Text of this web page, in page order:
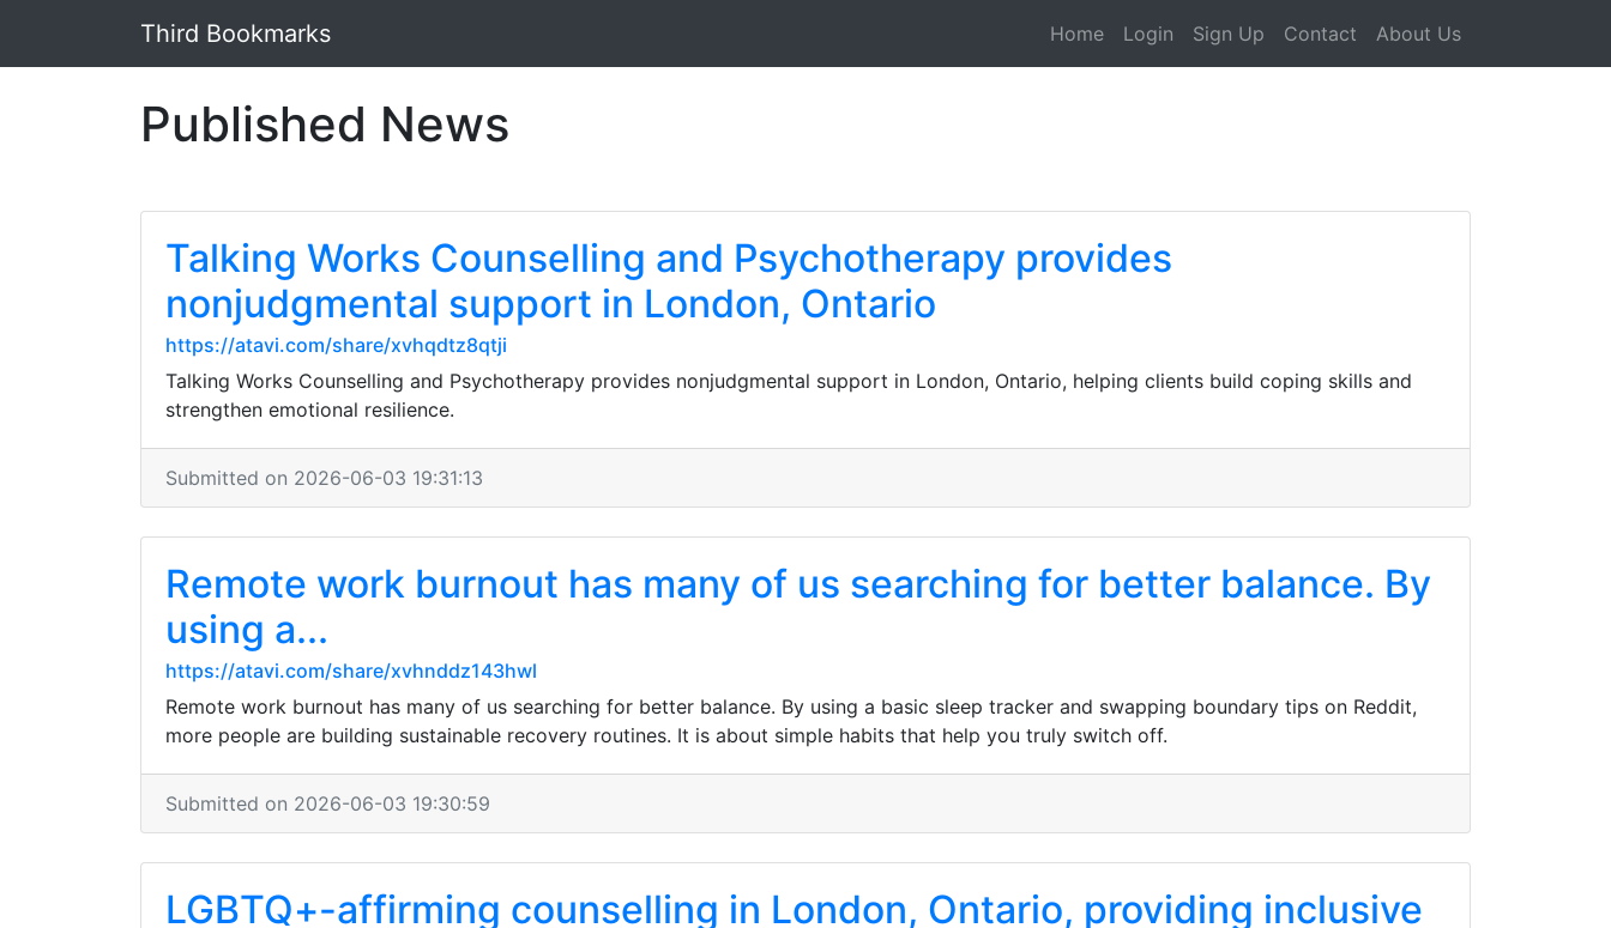
Third Bookmarks Home Login Sign Up Contact About Us
Published News
Talking Works Counselling and Psychotherapy provides
nonjudgmental support in London, Ontario
https://atavi.com/share/xvhqdtz8qtji
Talking Works Counselling and Psychotherapy provides nonjudgmental support in London, Ontario, helping clients build coping skills and
strengthen emotional resilience.
Submitted on 2026-06-03 19:31:13
Remote work burnout has many of us searching for better balance. By
using a...
https://atavi.com/share/xvhnddz143hwl
Remote work burnout has many of us searching for better balance. By using a basic sleep tracker and swapping boundary tips on Reddit,
more people are building sustainable recovery routines. It is about simple habits that help you truly switch off.
Submitted on 2026-06-03 19:30:59
LGBTQ+-affirming counselling in London, Ontario, providing inclusive